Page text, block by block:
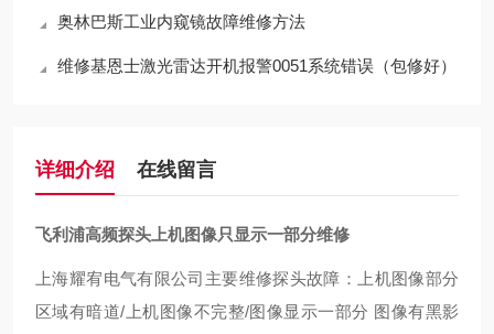
奥林巴斯工业内窥镜故障维修方法
维修基恩士激光雷达开机报警0051系统错误（包修好）
详细介绍 在线留言
飞利浦高频探头上机图像只显示一部分维修
上海耀宥电气有限公司主要维修探头故障：上机图像部分
区域有暗道/上机图像不完整/图像显示一部分 图像有黑影